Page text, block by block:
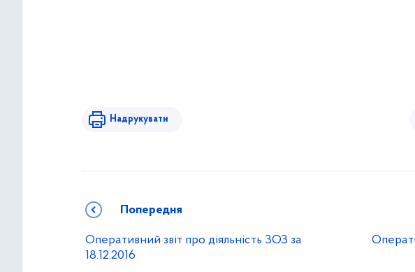
Надрукувати
Попередня
Оперативний звіт про діяльність ЗОЗ за
18.12.2016